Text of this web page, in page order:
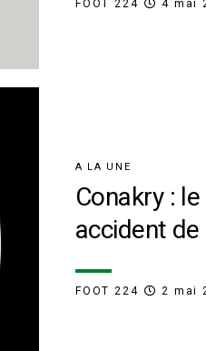
FOOT 224 4 mai
A LA UNE
Conakry :
accident
FOOT 224 2 mai